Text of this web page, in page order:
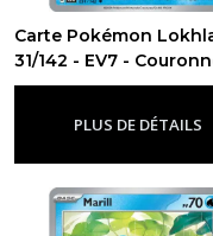
Carte Pokémon
31/142 - EV7 -
Stellaire-Ev7 - Couronne
PLUS DE DÉTAILS